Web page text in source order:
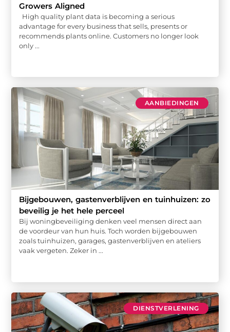
Growers Aligned
High quality plant data is becoming a serious
advantage for every business that sells, presents or
recommends plants online. Customers no longer look
only ...
AANBIEDINGEN
Bijgebouwen, gastenverblijven en tuinhuizen: zo
beveilig je het hele perceel
Bij woningbeveiliging denken veel mensen direct aan
de voordeur van hun huis. Toch worden bijgebouwen
zoals tuinhuizen, garages, gastenverblijven en ateliers
vaak vergeten. Zeker in ...
DIENSTVERLENING